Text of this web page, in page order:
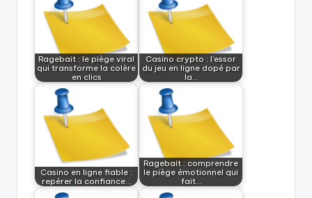
Ragebait : le piège viral
qui transforme la colère
en clics
Casino crypto : l’essor
du jeu en ligne dopé par
la…
Casino en ligne fiable :
repérer la confiance…
Ragebait : comprendre
le piège émotionnel qui
fait…